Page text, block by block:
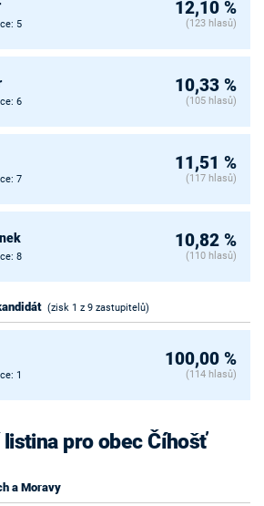
5
12,10 %
(123 hlasů)
6
10,33 %
(105 hlasů)
7
11,51 %
(117 hlasů)
8
10,82 %
(110 hlasů)
(zisk 1 z 9 zastupitelů)
1
100,00 %
(114 hlasů)
listina pro obec Číhošť
a Moravy